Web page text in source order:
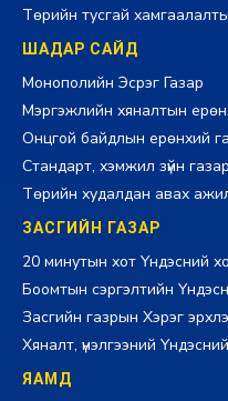
Төрийн тусгай
ШАДАР САЙД
Монополийн Эсрэг Газар
Мэргэжлийн хяналтын
Онцгой байдлын ерөнхий
Стандарт, хэмжил зүйн газар
Төрийн худалдан авах
ЗАСГИЙН ГАЗАР
20 минутын хот Үндэсний
Боомтын сэргэлтийн
Засгийн газрын Хэрэг
Хяналт, үнэлгээний
ЯАМД